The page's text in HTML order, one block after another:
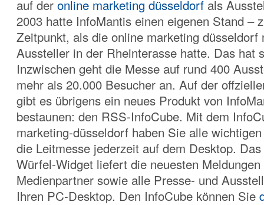
auf der online marketing düsseldorf als
2003 hatte InfoMantis einen eigenen Stand –
Zeitpunkt, als die online marketing düsseldorf
Aussteller in der Rheinterasse hatte. Das hat
Inzwischen geht die Messe auf rund 400
mehr als 20.000 Besucher an. Auf der
gibt es übrigens ein neues Produkt von
bestaunen: den RSS-InfoCube. Mit dem
marketing-düsseldorf haben Sie alle
die Leitmesse jederzeit auf dem Desktop.
Würfel-Widget liefert die neuesten
Medienpartner sowie alle Presse- und
Ihren PC-Desktop. Den InfoCube können Sie